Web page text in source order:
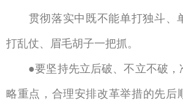
贯彻落实中既不能单打独斗、
打乱仗、眉毛胡子一把抓。
●要坚持先立后破、不立不破
略重点，合理安排改革举措的先后